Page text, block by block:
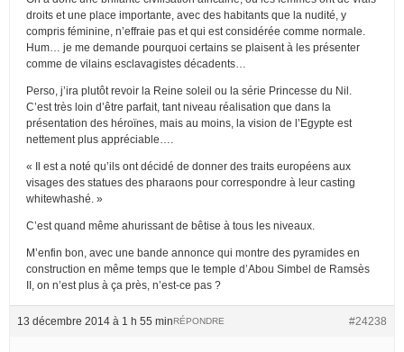
droits et une place importante, avec des habitants que la nudité, y
compris féminine, n’effraie pas et qui est considérée comme normale.
Hum… je me demande pourquoi certains se plaisent à les présenter
comme de vilains esclavagistes décadents…
Perso, j’ira plutôt revoir la Reine soleil ou la série Princesse du Nil.
C’est très loin d’être parfait, tant niveau réalisation que dans la
présentation des héroïnes, mais au moins, la vision de l’Egypte est
nettement plus appréciable….
« Il est a noté qu’ils ont décidé de donner des traits européens aux
visages des statues des pharaons pour correspondre à leur casting
whitewhashé. »
C’est quand même ahurissant de bêtise à tous les niveaux.
M’enfin bon, avec une bande annonce qui montre des pyramides en
construction en même temps que le temple d’Abou Simbel de Ramsès
II, on n’est plus à ça près, n’est-ce pas ?
13 décembre 2014 à 1 h 55 min #24238
RÉPONDRE